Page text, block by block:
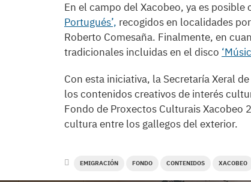
En el campo del Xacobeo, ya es posible
Portugués’, recogidos en localidades
Roberto Comesaña. Finalmente, en
tradicionales incluidas en el disco
Con esta iniciativa, la Secretaría Xeral
los contenidos creativos de interés
Fondo de Proxectos Culturais
cultura entre los gallegos del exterior.
EMIGRACIÓN FONDO CONTENIDOS XACOBEO